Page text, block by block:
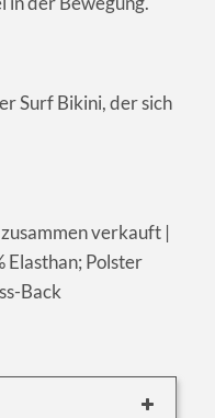
Surf Bikini, der sich
verkauft |
Elasthan; Polster
Back